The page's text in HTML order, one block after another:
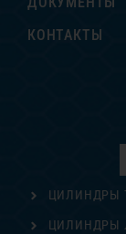
КОНТАКТЫ
ЦИЛИНДРЫ
ЦИЛИНДРЫ